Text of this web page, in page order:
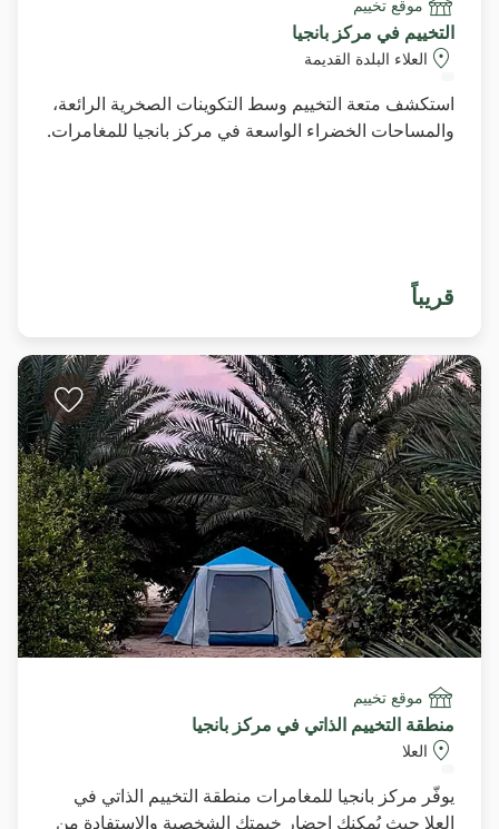
موقع تخييم
التخييم في مركز بانجيا
العلاء البلدة القديمة
استكشف متعة التخييم وسط التكوينات الصخرية الرائعة،
والمساحات الخضراء الواسعة في مركز بانجيا للمغامرات.
قريباً
موقع تخييم
منطقة التخييم الذاتي في مركز بانجيا
العلا
يوفّر مركز بانجيا للمغامرات منطقة التخييم الذاتي في
العلا حيث يُمكنك إحضار خيمتك الشخصية والاستفادة من